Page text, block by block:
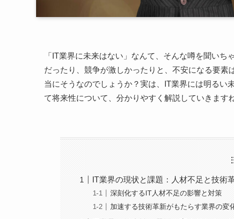
「IT業界に未来はない」なんて、そんな噂を聞い
だったり、競争が激しかったりと、不安になる要
当にそうなのでしょうか？実は、IT業界には明るい
て将来性について、分かりやすく解説していきますね
IT業界の現状と課題：人材不足と技術
深刻化するIT人材不足の影響と対策
加速する技術革新がもたらす業界の変